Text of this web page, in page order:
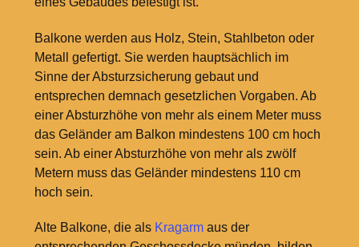
Balkone werden aus Holz, Stein, Stahlbeton oder
Metall gefertigt. Sie werden hauptsächlich im
Sinne der Absturzsicherung gebaut und
entsprechen demnach gesetzlichen Vorgaben. Ab
einer Absturzhöhe von mehr als einem Meter muss
das Geländer am Balkon mindestens 100 cm hoch
sein. Ab einer Absturzhöhe von mehr als zwölf
Metern muss das Geländer mindestens 110 cm
hoch sein.
Alte Balkone, die als Kragarmaus der